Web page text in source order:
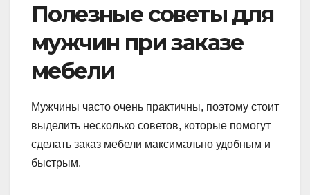
Полезные советы для
мужчин при заказе
мебели
Мужчины часто очень практичны, поэтому стоит
выделить несколько советов, которые помогут
сделать заказ мебели максимально удобным и
быстрым.